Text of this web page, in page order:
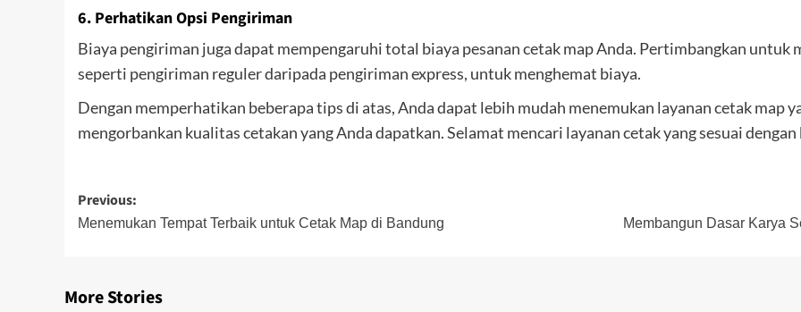
6. Perhatikan Opsi Pengiriman
Biaya pengiriman juga dapat mempengaruhi total biaya pesanan cetak map Anda. Pertimbangkan
seperti pengiriman reguler daripada pengiriman express, untuk menghemat biaya.
Dengan memperhatikan beberapa tips di atas, Anda dapat lebih mudah menemukan layanan cetak map
mengorbankan kualitas cetakan yang Anda dapatkan. Selamat mencari layanan cetak yang sesuai
Post
navigation
Previous:
Menemukan Tempat Terbaik untuk Cetak Map di Bandung Membangun Dasar Karya
More Stories